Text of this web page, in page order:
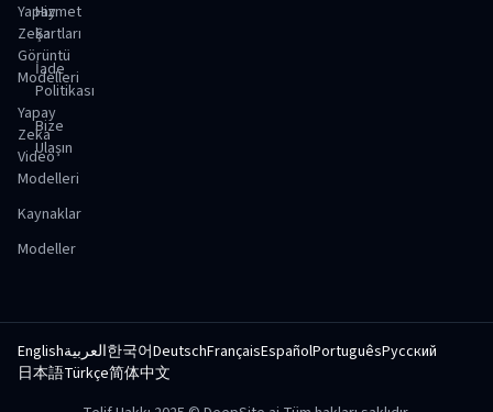
Yapay
Zeka
Görüntü
Modelleri
Yapay
Zeka
Video
Modelleri
Kaynaklar
Modeller
Hizmet
Şartları
İade
Politikası
Bize
Ulaşın
Englishالعربية한국어DeutschFrançaisEspañolPortuguêsРусский
日本語Türkçe简体中文